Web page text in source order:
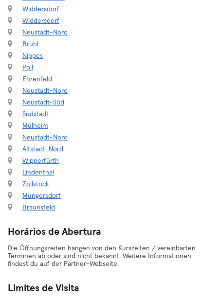
Widdersdorf
Widdersdorf
Neustadt-Nord
Brühl
Nippes
Poll
Ehrenfeld
Neustadt-Nord
Neustadt-Süd
Südstadt
Mülheim
Neustadt-Nord
Altstadt-Nord
Wipperfürth
Lindenthal
Zollstock
Müngersdorf
Braunsfeld
Horários de Abertura
Die Öffnungszeiten hängen von den Kurszeiten / vereinbarten
Terminen ab oder sind nicht bekannt. Weitere Informationen
findest du auf der Partner-Webseite.
Limites de Visita